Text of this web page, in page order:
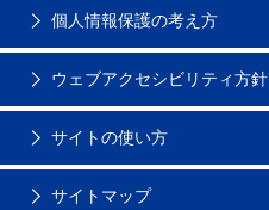
個人情報保護の考え方
ウェブアクセシビリティ方針
サイトの使い方
サイトマップ